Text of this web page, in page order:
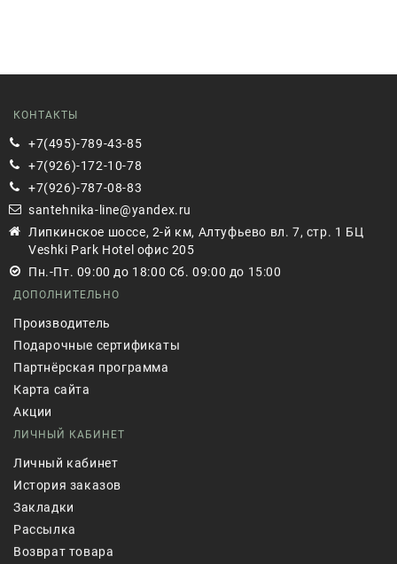
КОНТАКТЫ
+7(495)-789-43-85
+7(926)-172-10-78
+7(926)-787-08-83
santehnika-line@yandex.ru
Липкинское шоссе, 2-й км, Алтуфьево вл. 7, стр. 1 БЦ
Veshki Park Hotel офис 205
Пн.-Пт. 09:00 до 18:00 Сб. 09:00 до 15:00
ДОПОЛНИТЕЛЬНО
Производитель
Подарочные сертификаты
Партнёрская программа
Карта сайта
Акции
ЛИЧНЫЙ КАБИНЕТ
Личный кабинет
История заказов
Закладки
Рассылка
Возврат товара